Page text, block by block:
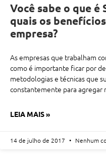
Você sabe o que é
quais os
empresa?
As empresas que trabalham
como é importante ficar por
metodologias e técnicas que
constantemente para agregar
LEIA MAIS »
14 de julho de 2017 Nenhum